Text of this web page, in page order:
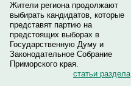
Жители региона продолжают
выбирать кандидатов, которые
представят партию на
предстоящих выборах в
Государственную Думу и
Законодательное Собрание
Приморского края.
статьи раздела